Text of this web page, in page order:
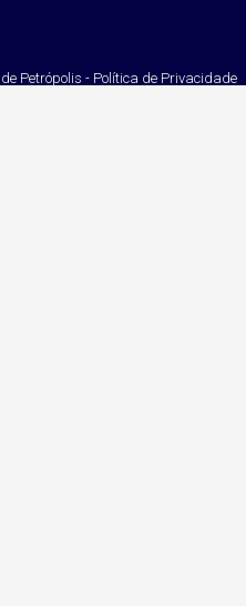
Petrópolis - Política de Privacidade